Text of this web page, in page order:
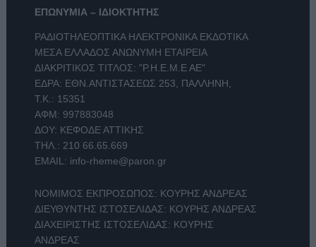
ΕΠΩΝΥΜΙΑ – ΙΔΙΟΚΤΗΤΗΣ
ΡΑΔΙΟΤΗΛΕΟΠΤΙΚΑ ΗΛΕΚΤΡΟΝΙΚΑ ΕΚΔΟΤΙΚΑ
ΜΕΣΑ ΕΛΛΑΔΟΣ ΑΝΩΝΥΜΗ ΕΤΑΙΡΕΙΑ
ΔΙΑΚΡΙΤΙΚΟΣ ΤΙΤΛΟΣ: "Ρ.Η.Ε.Μ.Ε ΑΕ"
ΕΔΡΑ: ΕΘΝ.ΑΝΤΙΣΤΑΣΕΩΣ 253, ΠΑΛΛΗΝΗ,
Τ.Κ.: 15351
ΑΦΜ: 997883048
ΔΟΥ: ΚΕΦΟΔΕ ΑΤΤΙΚΗΣ
ΤΗΛ.: 210 66.65.669
EMAIL: info-rheme@paron.gr
ΝΟΜΙΜΟΣ ΕΚΠΡΟΣΩΠΟΣ: ΚΟΥΡΗΣ ΑΝΔΡΕΑΣ
ΔΙΕΥΘΥΝΤΗΣ ΙΣΤΟΣΕΛΙΔΑΣ: ΚΟΥΡΗΣ ΑΝΔΡΕΑΣ
ΔΙΑΧΕΙΡΙΣΤΗΣ ΙΣΤΟΣΕΛΙΔΑΣ: ΚΟΥΡΗΣ
ΑΝΔΡΕΑΣ